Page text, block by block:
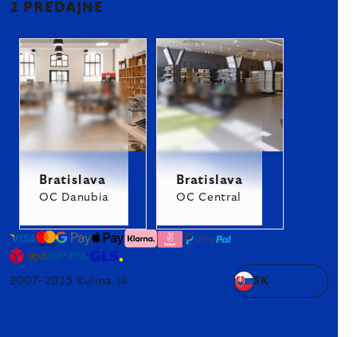
2 PREDAJNE
Bratislava
OC Danubia
Bratislava
OC Central
2007–2025 Kulina.sk SK